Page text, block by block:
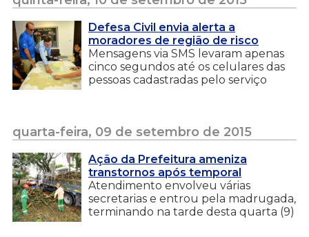
Defesa Civil envia alerta a
moradores de região de risco
Mensagens via SMS levaram apenas
cinco segundos até os celulares das
pessoas cadastradas pelo serviço
quarta-feira, 09 de setembro de 2015
Ação da Prefeitura ameniza
transtornos após temporal
Atendimento envolveu várias
secretarias e entrou pela madrugada,
terminando na tarde desta quarta (9)